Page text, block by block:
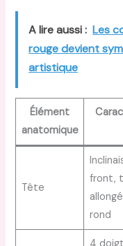
A lire aussi : Les
rouge devient
artistique
Élément
anatomique
Tête
front,
rond